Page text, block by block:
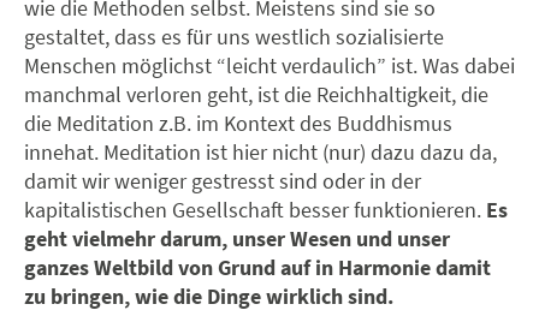
wie die Methoden selbst. Meistens sind sie so
gestaltet, dass es für uns westlich sozialisierte
Menschen möglichst “leicht verdaulich” ist. Was dabei
manchmal verloren geht, ist die Reichhaltigkeit, die
die Meditation z.B. im Kontext des Buddhismus
innehat. Meditation ist hier nicht (nur) dazu dazu da,
damit wir weniger gestresst sind oder in der
kapitalistischen Gesellschaft besser funktionieren. Es
geht vielmehr darum, unser Wesen und unser
ganzes Weltbild von Grund auf in Harmonie damit
zu bringen, wie die Dinge wirklich sind.